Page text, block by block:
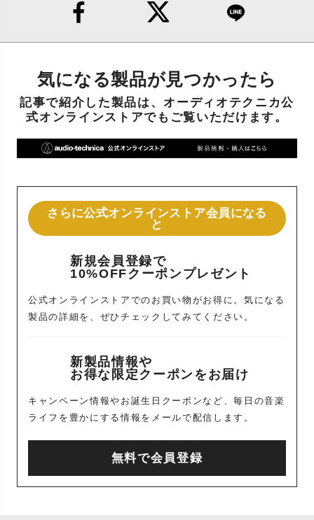
気になる製品が見つかったら
記事で紹介した製品は、オーディオテクニカ公
式オンラインストアでもご覧いただけます。
さらに公式オンラインストア会員になる
と
新規会員登録で
10%OFFクーポンプレゼント
公式オンラインストアでのお買い物がお得に。気になる
製品の詳細を、ぜひチェックしてみてください。
新製品情報や
お得な限定クーポンをお届け
キャンペーン情報やお誕生日クーポンなど、毎日の音楽
ライフを豊かにする情報をメールで配信します。
無料で会員登録